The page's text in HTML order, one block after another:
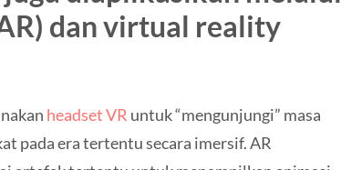
dan virtual reality
headset VR untuk “mengunjungi” masa
pada era tertentu secara imersif. AR